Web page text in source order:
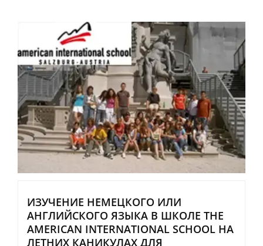
ИЗУЧЕНИЕ НЕМЕЦКОГО ИЛИ
АНГЛИЙСКОГО ЯЗЫКА В ШКОЛЕ THE
AMERICAN INTERNATIONAL SCHOOL НА
ЛЕТНИХ КАНИКУЛАХ ДЛЯ